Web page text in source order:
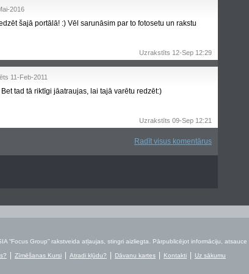
2016
šajā portālā! :) Vēl sarunāsim par to fotosetu un rakstu
Uzrakstīts 12-Sep 12:29
11-Feb-2011
tad tā riktīgi jāatraujas, lai tajā varētu redzēt:)
Uzrakstīts 09-Sep 12:21
Radīt visus komentārus
“Focus Group” rakstveida atļaujas, stingri aizliegta. Pārpublicējot informāciju,
Zīmēšanas Kursi Atradi kļūdu? Dāvanu kartes Kontakti Uz sākumu